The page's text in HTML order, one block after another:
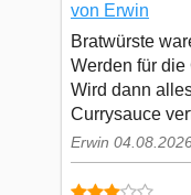
von Erwin
Bratwürste
Werden für die
Wird dann
Currysauce
Erwin